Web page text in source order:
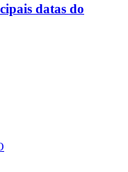
datas do